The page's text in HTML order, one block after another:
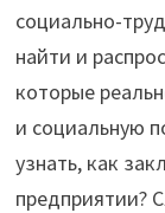
социально-
найти и
которые
и социальную
узнать, как
предприятии?